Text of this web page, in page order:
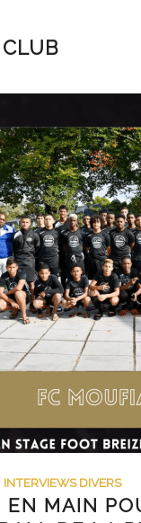
INTERVIEWS DIVERS
EN MAIN